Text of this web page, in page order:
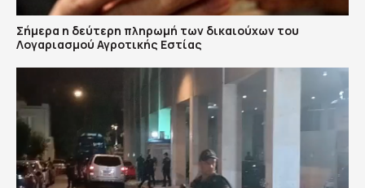
Σήμερα η δεύτερη πληρωμή των δικαιούχων του
Λογαριασμού Αγροτικής Εστίας